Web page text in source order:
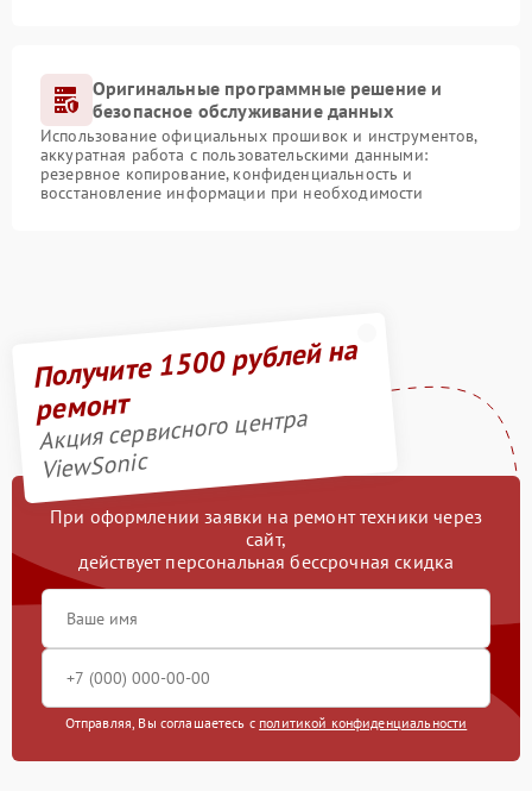
Оригинальные программные решение и
безопасное обслуживание данных
Использование официальных прошивок и инструментов,
аккуратная работа с пользовательскими данными:
резервное копирование, конфиденциальность и
восстановление информации при необходимости
Получите 1500 рублей на
ремонт
Акция сервисного центра
ViewSonic
При оформлении заявки на ремонт техники через
сайт,
действует персональная бессрочная скидка
Отправляя, Вы соглашаетесь с политикой конфиденциальности